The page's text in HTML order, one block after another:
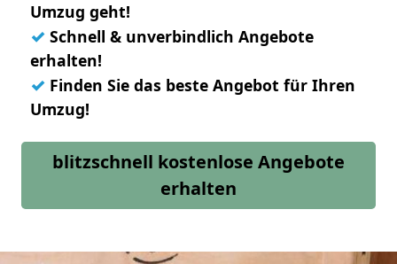
Umzug geht!
✓ Schnell & unverbindlich Angebote
erhalten!
✓ Finden Sie das beste Angebot für Ihren
Umzug!
blitzschnell kostenlose Angebote
erhalten